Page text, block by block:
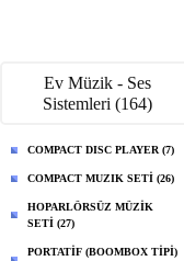
Ev Müzik - Ses
Sistemleri (164)
COMPACT DISC PLAYER (7)
COMPACT MUZIK SETİ (26)
HOPARLÖRSÜZ MÜZİK
SETİ (27)
PORTATİF (BOOMBOX TİPİ)